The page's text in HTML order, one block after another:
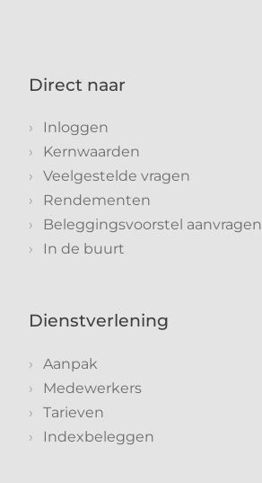
Direct naar
Inloggen
Kernwaarden
Veelgestelde vragen
Rendementen
Beleggingsvoorstel aanvragen
In de buurt
Dienstverlening
Aanpak
Medewerkers
Tarieven
Indexbeleggen